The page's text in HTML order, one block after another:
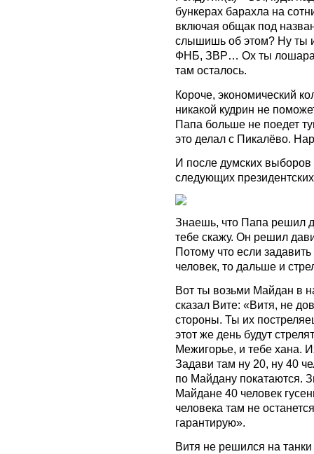
бункерах барахла на
включая общак под
слышишь об этом? Ну ты
ФНБ, ЗВР… Ох ты
там осталось.
Короче, экономический
никакой кудрин не
Папа больше не поедет
это делал с Пикалёво.
И после думских
следующих
Знаешь, что Папа решил
тебе скажу. Он решил
Потому что если
человек, то дальше и
Вот ты возьми Майдан в
сказал Вите: «Витя, не
стороны. Ты их
этот же день будут
Межигорье, и тебе хана.
Задави там ну 20, ну 40
по Майдану покатаются.
Майдане 40 человек
человека там не
гарантирую».
Витя не решился на